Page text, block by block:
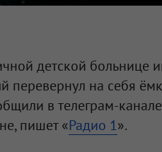
детской больнице
перевернул на себя
в телеграм-
пишет «Радио 1».